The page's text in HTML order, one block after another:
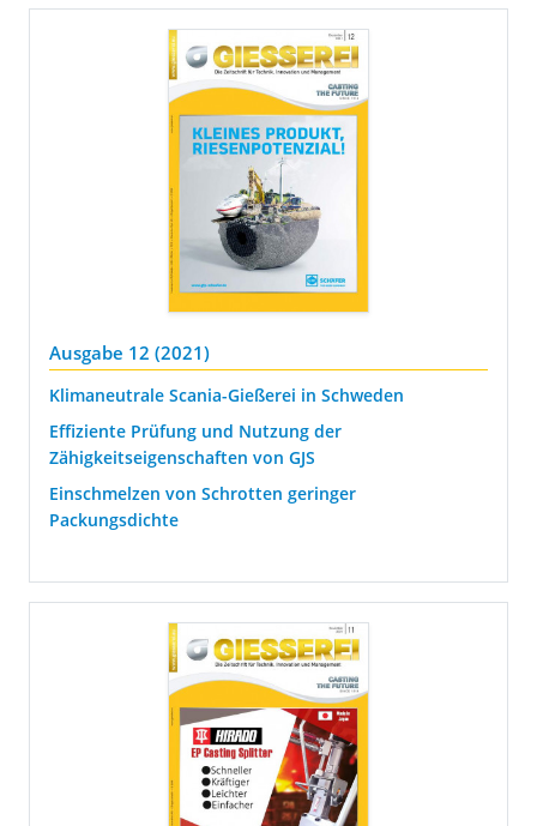
Ausgabe 12 (2021)
Klimaneutrale Scania-Gießerei in Schweden
Effiziente Prüfung und Nutzung der
Zähigkeitseigenschaften von GJS
Einschmelzen von Schrotten geringer
Packungsdichte